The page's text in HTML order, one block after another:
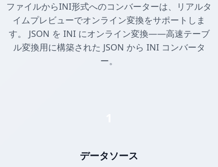
ファイルからINI形式へのコンバーターは、リアルタ
イムプレビューでオンライン変換をサポートしま
す。 JSON を INI にオンライン変換——高速テーブ
ル変換用に構築された JSON から INI コンバータ
ー。
データソース